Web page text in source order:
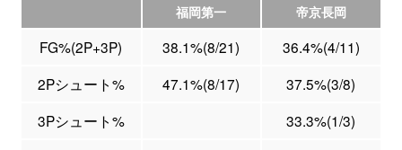
福岡第一 帝京長岡
FG%(2P+3P) 38.1%(8/21)
36.4%(4/11)
2Pシュート%
47.1%(8/17)
37.5%(3/8)
3Pシュート%
33.3%(1/3)